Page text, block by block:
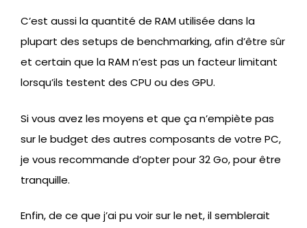
C’est aussi la quantité de RAM utilisée dans la
plupart des setups de benchmarking, afin d’être sûr
et certain que la RAM n’est pas un facteur limitant
lorsqu’ils testent des CPU ou des GPU.
Si vous avez les moyens et que ça n’empiète pas
sur le budget des autres composants de votre PC,
je vous recommande d’opter pour 32 Go, pour être
tranquille.
Enfin, de ce que j’ai pu voir sur le net, il semblerait